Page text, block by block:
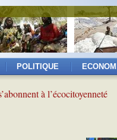
POLITIQUE
à l’écocitoyenneté